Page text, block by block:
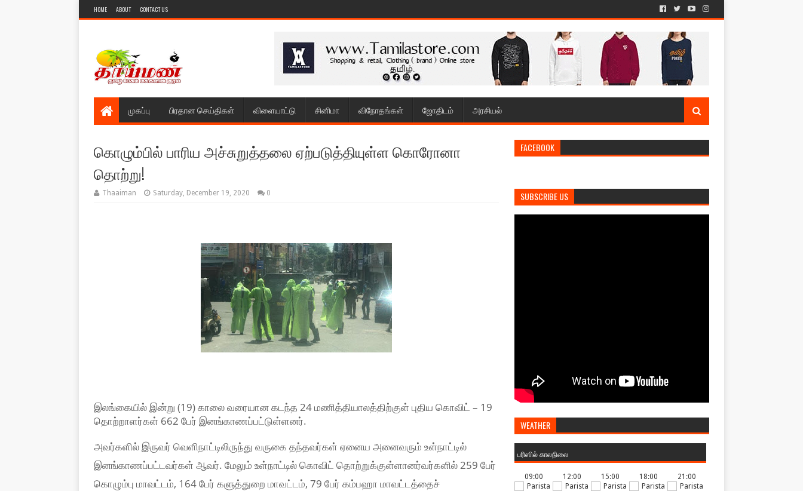
HOME ABOUT CONTACT US
முகப்பு பிரதான செய்திகள் விளையாட்டு சினிமா விநோதங்கள் ஜோதிடம் அரசியல்
கொழும்பில் பாரிய அச்சுறுத்தலை ஏற்படுத்தியுள்ள கொரோனா
தொற்று!
Thaaiman Saturday, December 19, 2020 0
இலங்கையில் இன்று (19) காலை வரையான கடந்த 24 மணித்தியாலத்திற்குள் புதிய கொவிட் – 19
தொற்றாளர்கள் 662 பேர் இனங்காணப்பட்டுள்ளனர்.
அவர்களில் இருவர் வெளிநாட்டிலிருந்து வருகை தந்தவர்கள் ஏனைய அனைவரும் உள்நாட்டில்
இனங்காணப்பட்டவர்கள் ஆவர். மேலும் உள்நாட்டில் கொவிட் தொற்றுக்குள்ளானர்வர்களில் 259 பேர்
கொழும்பு மாவட்டம், 164 பேர் களுத்துறை மாவட்டம், 79 பேர் கம்பஹா மாவட்டத்தைச்
FACEBOOK
SUBSCRIBE US
WEATHER
பரிஸில் காலநிலை
09:00 12:00 15:00 18:00 21:00